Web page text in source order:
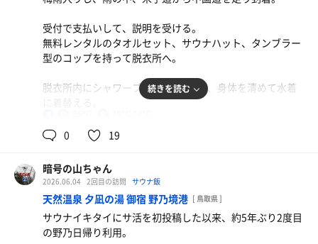
感じられない。
よほどのテコ入れしない限り、行く価値なし。
サーモンとイクラの親子丼
味噌汁はたっぷり、イクラはちょんぼし(-_-;)
水
受付で支払いして、説明を受ける。
無料レンタルのタオルセット、サウナハット、タンブラー
型のコップを持って脱衣所へ。
脱衣所内にシャワーブースが2つあり、身体を清めて水着
まずはサウナ小屋へ。
サウナストーンにアロマ水でセルフロウリュ可能。
アロマの名前はわからないが、森林のような香りで好きな
やつ。
ラドルが大き目なので一杯でしっかり熱い。
温度計は最初78℃から最後は90℃近くまで徐々に上がって
いった。
続きを読む
0 19
暗号の山ちゃん
2026.06.04 2回目の訪問 サウナ飯
天然温泉 夕凪の湯 御宿 野乃境港 [ 鳥取県 ]
サウナイキタイにサ活を初投稿した以来、約5年ぶり2度目
の野乃日帰り利用。